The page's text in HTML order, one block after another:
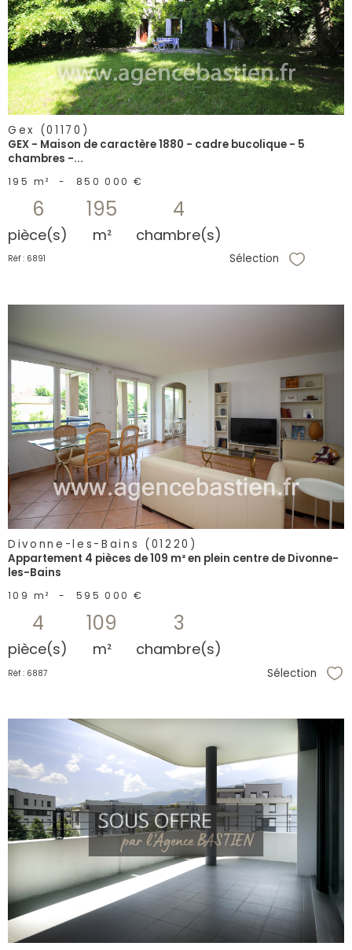
bien
Gex (01170)
GEX - Maison de caractère 1880 - cadre bucolique - 5
chambres -...
195 m² - 850 000 €
6
pièce(s)
195
m²
4
chambre(s)
Réf : 6891 Sélection
voir le
bien
Divonne-les-Bains (01220)
Appartement 4 pièces de 109 m² en plein centre de Divonne-
les-Bains
109 m² - 595 000 €
4
pièce(s)
109
m²
3
chambre(s)
Réf : 6887 Sélection
voir le
bien